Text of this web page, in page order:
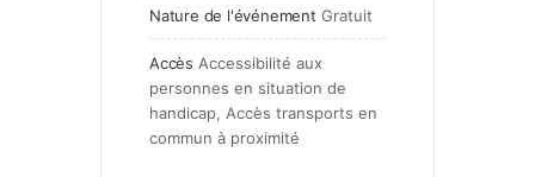
Nature de l'événement Gratuit
Accès Accessibilité aux
personnes en situation de
handicap, Accès transports en
commun à proximité